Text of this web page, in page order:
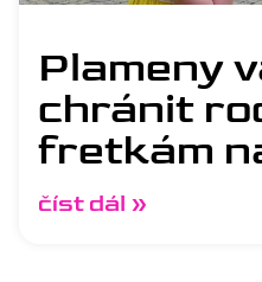
Plameny
chránit
fretkám
číst dál »